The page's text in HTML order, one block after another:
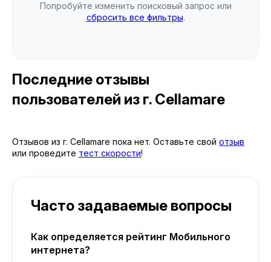
Попробуйте изменить поисковый запрос или
сбросить все фильтры.
Последние отзывы
пользователей из г. Cellamare
Отзывов из г. Cellamare пока нет. Оставьте свой отзыв
или проведите тест скорости!
Часто задаваемые вопросы
Как определяется рейтинг Мобильного
интернета?